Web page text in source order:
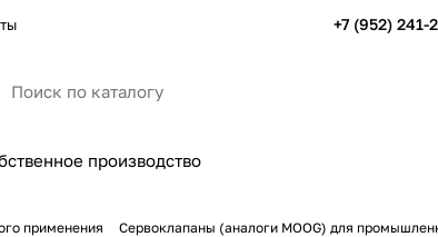
+7 (952) 241-
производство
применения Сервоклапаны (аналоги MOOG) для